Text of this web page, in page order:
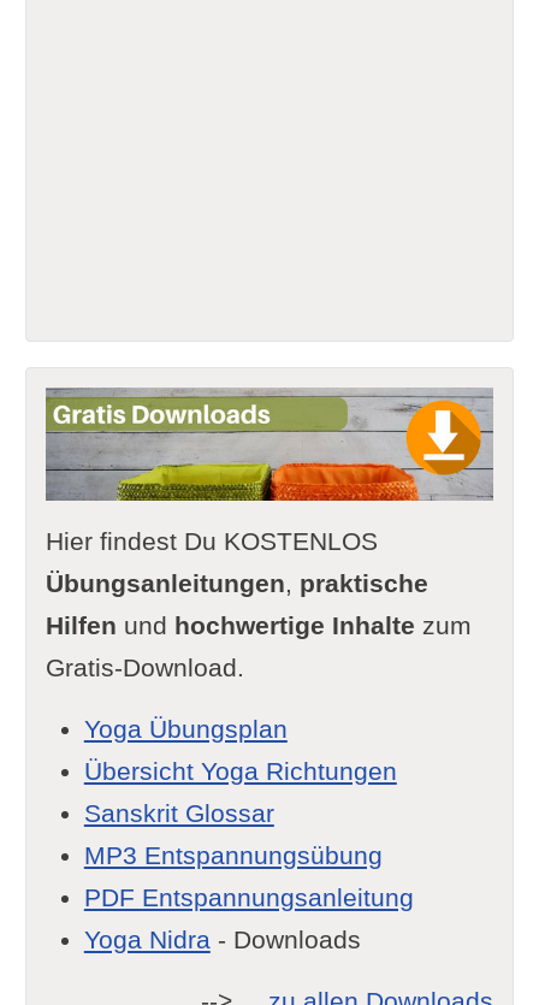
Hier findest Du KOSTENLOS
Übungsanleitungen, praktische
Hilfen und hochwertige Inhalte zum
Gratis-Download.
Yoga Übungsplan
Übersicht Yoga Richtungen
Sanskrit Glossar
MP3 Entspannungsübung
PDF Entspannungsanleitung
Yoga Nidra- Downloads